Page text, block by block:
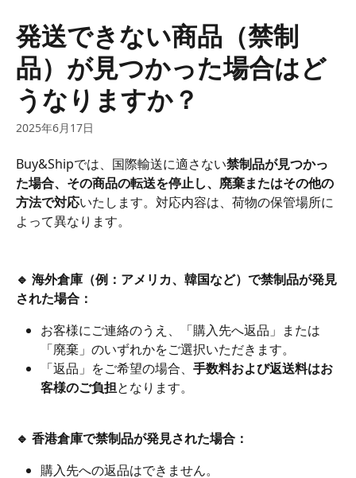
発送できない商品（禁制
品）が見つかった場合はど
うなりますか？
2025年6月17日
Buy&Shipでは、国際輸送に適さない禁制品が見つかっ
た場合、その商品の転送を停止し、廃棄またはその他の
方法で対応いたします。対応内容は、荷物の保管場所に
よって異なります。
🔹 海外倉庫（例：アメリカ、韓国など）で禁制品が発見
された場合：
お客様にご連絡のうえ、「購入先へ返品」または
「廃棄」のいずれかをご選択いただきます。
「返品」をご希望の場合、 手数料および返送料はお
客様のご負担となります。
🔹 香港倉庫で禁制品が発見された場合：
購入先への返品はできません。